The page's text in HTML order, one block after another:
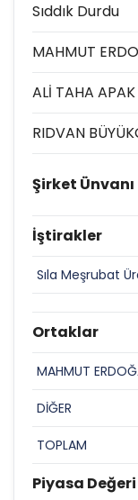
Sıddık Durdu
MAHMUT
ALİ TAHA APAK
RIDVAN
Şirket Ünvanı
İştirakler
Sıla Meşrubat
Ortaklar
MAHMUT
DİĞER
TOPLAM
Piyasa Değeri